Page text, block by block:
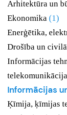
Arhitektūra un
Ekonomika (1)
Enerģētika,
Drošība un
Informācijas
Informācijas
Ķīmija, ķīmijas